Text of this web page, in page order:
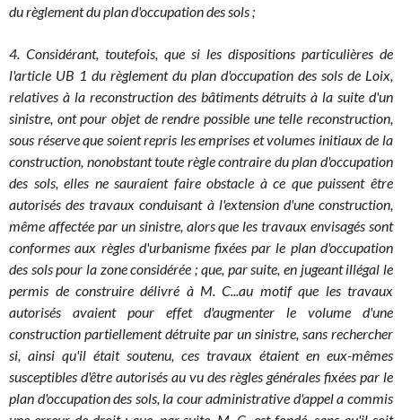
du règlement du plan d'occupation des sols ;
4. Considérant, toutefois, que si les dispositions particulières de
l'article UB 1 du règlement du plan d'occupation des sols de Loix,
relatives à la reconstruction des bâtiments détruits à la suite d'un
sinistre, ont pour objet de rendre possible une telle reconstruction,
sous réserve que soient repris les emprises et volumes initiaux de la
construction, nonobstant toute règle contraire du plan d'occupation
des sols, elles ne sauraient faire obstacle à ce que puissent être
autorisés des travaux conduisant à l'extension d'une construction,
même affectée par un sinistre, alors que les travaux envisagés sont
conformes aux règles d'urbanisme fixées par le plan d'occupation
des sols pour la zone considérée ; que, par suite, en jugeant illégal le
permis de construire délivré à M. C...au motif que les travaux
autorisés avaient pour effet d'augmenter le volume d'une
construction partiellement détruite par un sinistre, sans rechercher
si, ainsi qu'il était soutenu, ces travaux étaient en eux-mêmes
susceptibles d'être autorisés au vu des règles générales fixées par le
plan d'occupation des sols, la cour administrative d'appel a commis